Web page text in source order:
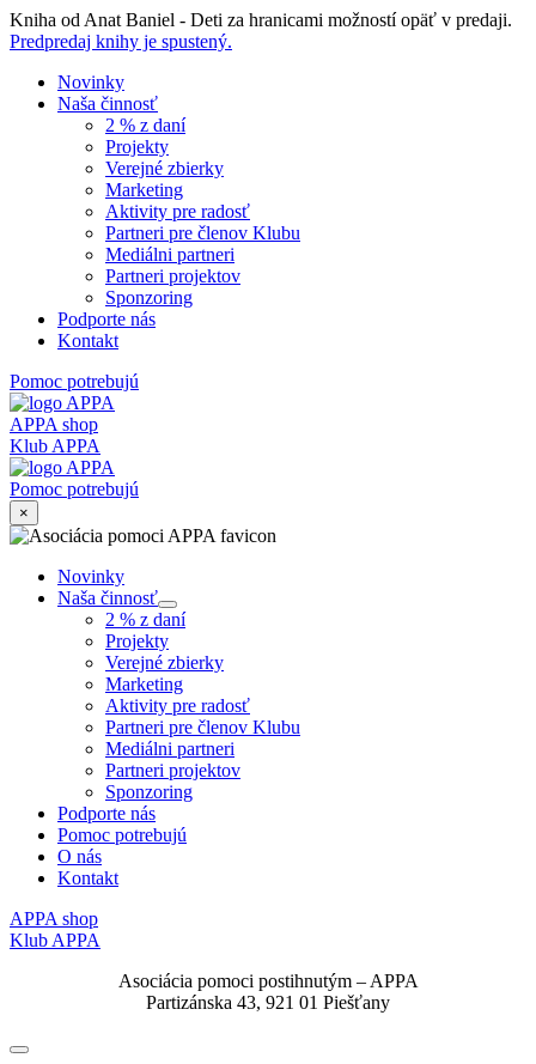
Skip
to
Kniha od Anat Baniel - Deti za hranicami možností opäť v predaji.
Predpredaj knihy je spustený.
Novinky
Naša činnosť
2 % z daní
Projekty
Verejné zbierky
Marketing
Aktivity pre radosť
Partneri pre členov Klubu
Mediálni partneri
Partneri projektov
Sponzoring
Podporte nás
Kontakt
Pomoc potrebujú
APPA shop
Klub APPA
Pomoc potrebujú
×
Novinky
Naša činnosť
Submenu
2 % z daní
Projekty
Verejné zbierky
Marketing
Aktivity pre radosť
Partneri pre členov Klubu
Mediálni partneri
Partneri projektov
Sponzoring
Podporte nás
Pomoc potrebujú
O nás
Kontakt
APPA shop
Klub APPA
Asociácia pomoci postihnutým – APPA
Partizánska 43, 921 01 Piešťany